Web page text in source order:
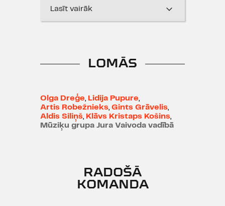
pamatā Broņislavas Mārtuževas
Dailes vīru zieds – Gints Grāvelis,
Artis Robežnieks, Aldis Siliņš un
Klāvs Kristaps Košins ar saviem
dzirdēta “Dailes kanona” ietvaros,
bet “No tīra gaisa” rodas skatuves,
Lasīt vairāk
LOMĀS
Olga Dreģe, Lidija Pupure,
Artis Robežnieks, Gints Grāvelis,
Aldis Siliņš, Klāvs Kristaps Košins,
Mūziķu grupa Jura Vaivoda vadībā
RADOŠĀ
KOMANDA